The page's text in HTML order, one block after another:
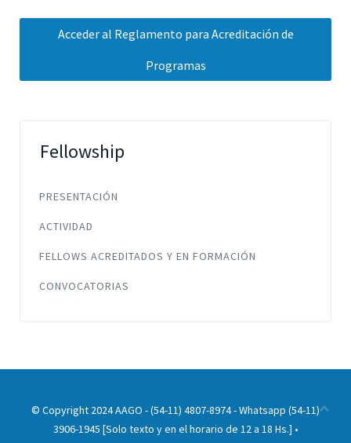
Acceder al Reglamento para Acreditación de
Programas
Fellowship
PRESENTACIÓN
ACTIVIDAD
FELLOWS ACREDITADOS Y EN FORMACIÓN
CONVOCATORIAS
© Copyright 2024 AAGO - (54-11) 4807-8974 - Whatsapp (54-11)
3906-1945 [Solo texto y en el horario de 12 a 18 Hs.] •